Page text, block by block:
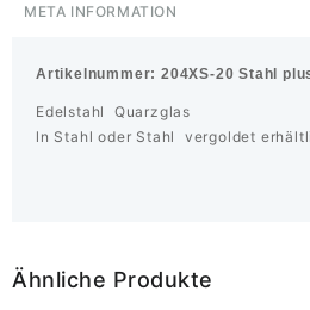
META INFORMATION
Artikelnummer:204XS-20 Stahl
Edelstahl Quarzglas
ln Stahl oder Stahl vergoldet
Ähnliche Produkte